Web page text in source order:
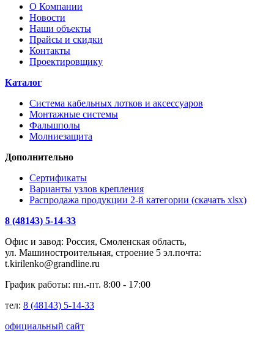
О Компании
Новости
Наши объекты
Прайсы и скидки
Контакты
Проектировщику
Каталог
Система кабельных лотков и аксессуаров
Монтажные системы
Фальшполы
Молниезащита
Дополнительно
Сертификаты
Варианты узлов крепления
Распродажа продукции 2-й категории (скачать xlsx)
8 (48143) 5-14-33
Офис и завод: Россия, Смоленская область,
ул. Машиностроительная, строение 5 эл.почта:
t.kirilenko@grandline.ru
График работы: пн.-пт. 8:00 - 17:00
тел: 8 (48143) 5-14-33
официальный сайт